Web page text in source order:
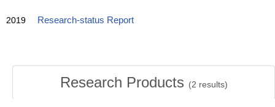
2019 Research-status Report
Research Products (2 results)